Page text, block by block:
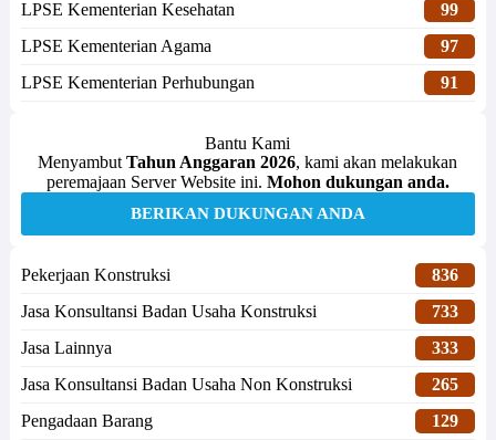
LPSE Kementerian Kesehatan
99
LPSE Kementerian Agama
97
LPSE Kementerian Perhubungan
91
Bantu Kami
MenyambutTahun Anggaran 2026, kami akan melakukan
peremajaan Server Website ini. Mohon dukungan anda.
BERIKAN DUKUNGAN ANDA
Pekerjaan Konstruksi
836
Jasa Konsultansi Badan Usaha Konstruksi
733
Jasa Lainnya
333
Jasa Konsultansi Badan Usaha Non Konstruksi
265
Pengadaan Barang
129